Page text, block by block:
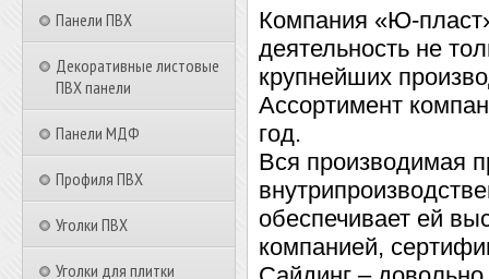
Панели ПВХ
Декоративные листовые
ПВХ панели
Панели МДФ
Профиля ПВХ
Уголки ПВХ
Уголки для плитки
Компания «Ю-
деятельность не
крупнейших
Ассортимент
год.
Вся производимая
обеспечивает ей
компанией,